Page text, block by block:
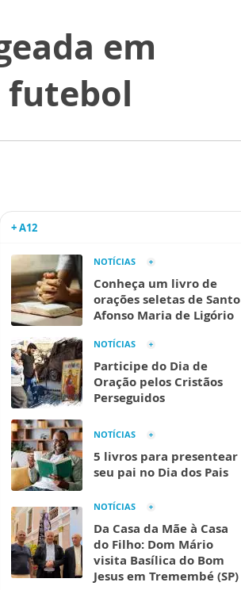
em
futebol
+ A12
NOTÍCIAS
Conheça um livro de
orações seletas de Santo
Afonso Maria de Ligório
NOTÍCIAS
Participe do Dia de
Oração pelos Cristãos
Perseguidos
NOTÍCIAS
5 livros para presentear
seu pai no Dia dos Pais
NOTÍCIAS
Da Casa da Mãe à Casa
do Filho: Dom Mário
visita Basílica do Bom
Jesus em Tremembé (SP)